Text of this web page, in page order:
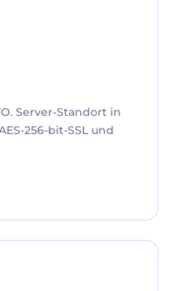
Server-Standort in
256-bit-SSL und